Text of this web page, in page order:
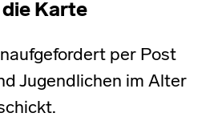
Karte
per Post
Jugendlichen im Alter